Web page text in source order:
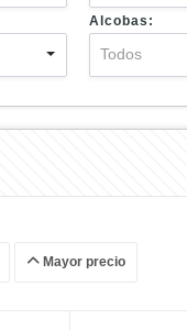
Alcobas:
Todos
Mayor precio